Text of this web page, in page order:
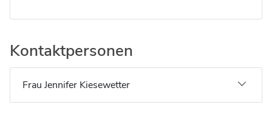
Kontaktpersonen
Frau Jennifer Kiesewetter